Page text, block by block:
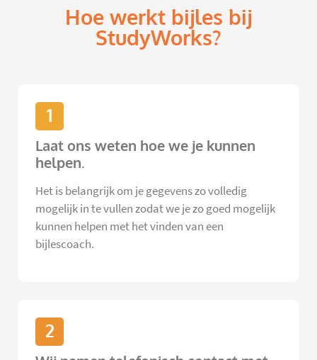
Hoe werkt bijles bij
StudyWorks?
1
Laat ons weten hoe we je kunnen
helpen.
Het is belangrijk om je gegevens zo volledig
mogelijk in te vullen zodat we je zo goed mogelijk
kunnen helpen met het vinden van een
bijlescoach.
2